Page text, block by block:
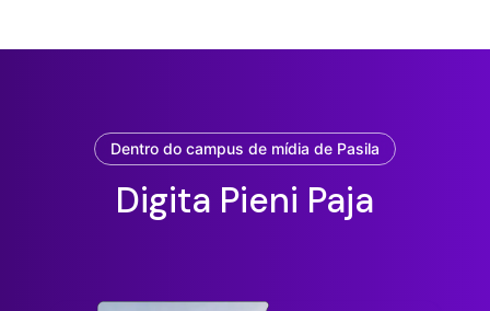
Dentro do campus de mídia de Pasila
Digita Pieni Paja